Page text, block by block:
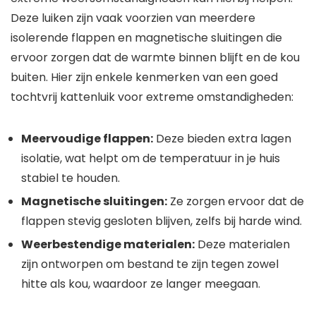
Deze luiken zijn vaak voorzien van meerdere
isolerende flappen en magnetische sluitingen die
ervoor zorgen dat de warmte binnen blijft en de kou
buiten. Hier zijn enkele kenmerken van een goed
tochtvrij kattenluik voor extreme omstandigheden:
Meervoudige flappen: Deze bieden extra lagen
isolatie, wat helpt om de temperatuur in je huis
stabiel te houden.
Magnetische sluitingen: Ze zorgen ervoor dat de
flappen stevig gesloten blijven, zelfs bij harde wind.
Weerbestendige materialen: Deze materialen
zijn ontworpen om bestand te zijn tegen zowel
hitte als kou, waardoor ze langer meegaan.